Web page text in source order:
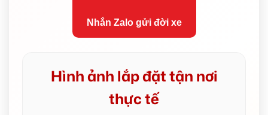
Nhắn Zalo gửi đời xe
Hình ảnh lắp đặt tận nơi
thực tế